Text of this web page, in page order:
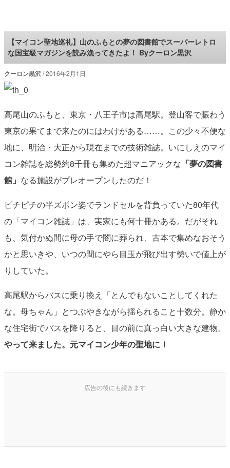
ロケットニュース24
【マイコン聖地巡礼】山のふもとの夢の図書館でスーパーレトロ
な国宝級マガジンを読み漁ってきたよ！ Byクーロン黒沢
クーロン黒沢 2016年2月1日
高尾山のふもと、東京・八王子市は高尾駅。登山客で賑わう
東京の果てまで来たのにはわけがある……。この少々不便な
地に、明治・大正から現在までの技術雑誌。いにしえのマイ
コン雑誌を総勢約8千冊も集めた超マニアックな 「夢の図書
館」 なる施設がプレオープンしたのだ！
ピチピチの半ズボン姿でランドセルを背負っていた80年代
の「マイコン雑誌」は、実家にも何十冊かある。だがそれ
も、気付かぬ間に母の手で闇に葬られ、古本で集めなおそう
かと思いきや、いつの間にやら目玉が飛び出す勢いで値上が
りしていた。
高尾駅からバスに乗り換え「とんでもないことしてくれた
な。母ちゃん」とつぶやきながら揺られること十数分。静か
な住宅街でバスを降りると、目の前に真っ白い大きな建物。
やって来ました。元マイコン少年の聖地に！